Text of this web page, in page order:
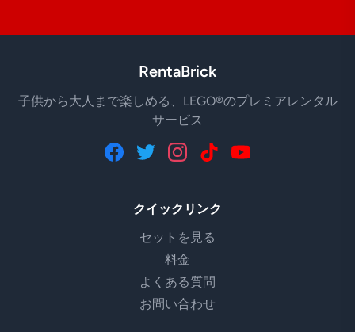
RentaBrick
子供から大人まで楽しめる、LEGO®のプレミアレンタル
サービス
クイックリンク
セットを見る
料金
よくある質問
お問い合わせ